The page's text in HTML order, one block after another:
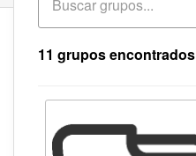
11 grupos encontrados